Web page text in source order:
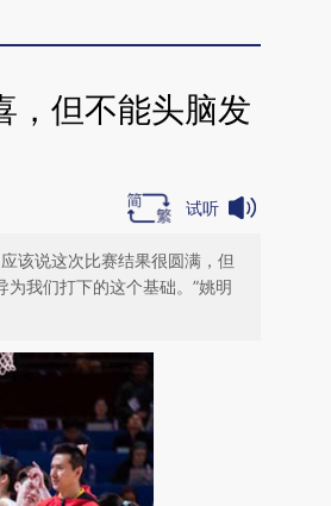
，但不能头脑发
试听
该说这次比赛结果很圆满，但
我们打下的这个基础。”姚明